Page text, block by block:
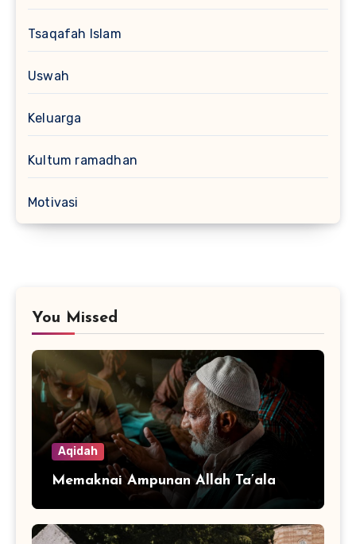
Tsaqafah Islam
Uswah
Keluarga
Kultum ramadhan
Motivasi
You Missed
Aqidah
Memaknai Ampunan Allah Ta’ala